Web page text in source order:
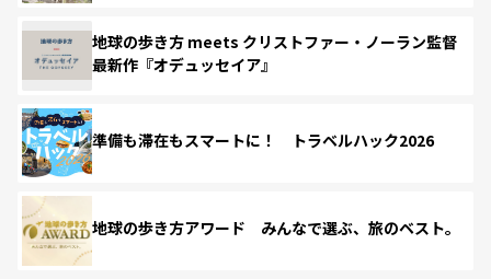
地球の歩き方 meets クリストファー・ノーラン監督
最新作『オデュッセイア』
準備も滞在もスマートに！ トラベルハック2026
地球の歩き方アワード みんなで選ぶ、旅のベスト。